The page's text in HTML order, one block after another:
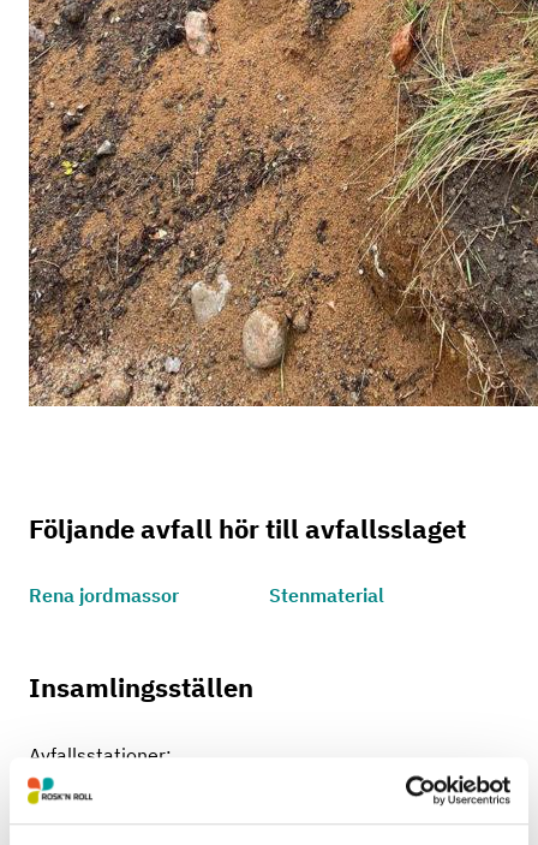
Följande avfall hör till avfallsslaget
Rena jordmassor Stenmaterial
Insamlingsställen
Avfallsstationer: